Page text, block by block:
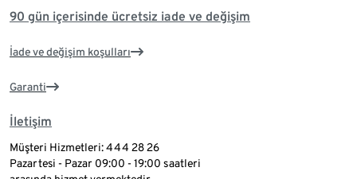
90 gün içerisinde ücretsiz iade ve değişim
İade ve değişim koşulları
Garanti
İletişim
Müşteri Hizmetleri: 444 28 26
Pazartesi - Pazar 09:00 - 19:00 saatleri